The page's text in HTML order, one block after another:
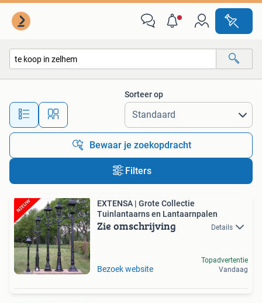
Alle afstanden…
Sorteer op
Bewaar je zoekopdracht
Filters
EXTENSA | Grote Collectie
Tuinlantaarns en Lantaarnpalen
Zie omschrijving Details
Bezoek website
Topadvertentie
Vandaag